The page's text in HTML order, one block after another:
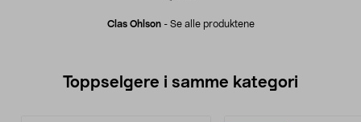
Clas Ohlson- Se alle produktene
Toppselgere i samme kategori